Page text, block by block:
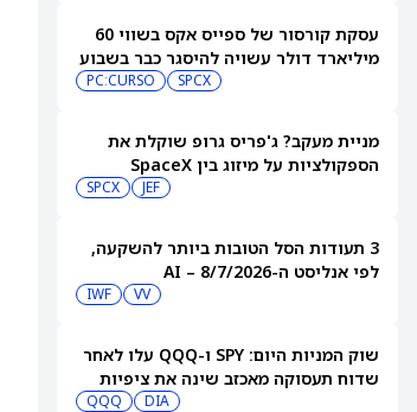
עסקת קורסור של ספייס אקס בשווי 60
מיליארד דולר עשויה להיסגר כבר בשבוע
SPCX
PC:CURSO
מניית מעקב? ג'פריס גרופ שוקלת את
הספקולציות על מיזוג בין SpaceX
JEF
SPCX
3 תעודות הסל הטובות ביותר להשקעה,
לפי אנליסט ה-AI – 8/7/2026
VV
IWF
שוק המניות היום: SPY ו-QQQ עלו לאחר
שדוח תעסוקה מאכזב שינה את ציפיות
DIA
QQQ